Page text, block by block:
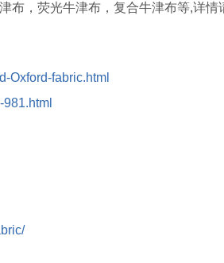
，荧光牛津布，复合牛津布等,详情
Oxford-fabric.html